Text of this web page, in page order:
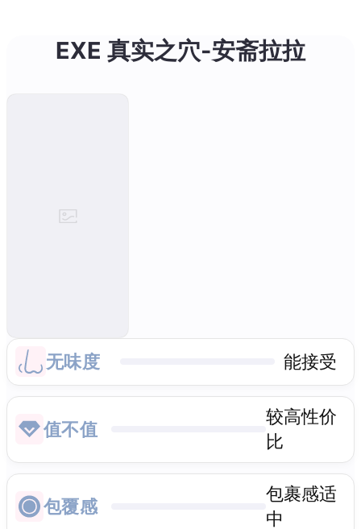
EXE 真实之穴-安斋拉拉
无味度 能接受
值不值
较高性价
比
包覆感
包裹感适
中